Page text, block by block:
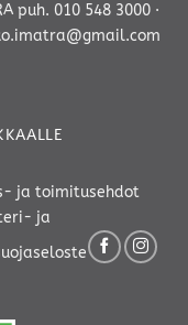
puh. 010 548 3000 ·
ja toimitusehdot
ja